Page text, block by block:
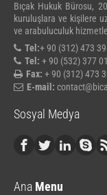
Bıçak Hukuk Bürosu,
kuruluşlara ve kişilere
ve arabuluculuk
Tel:+ 90 (312) 473
Tel: + 90 (532) 377
Fax: + 90 (312) 473
E-mail:
Sosyal Medya
Ana Menu